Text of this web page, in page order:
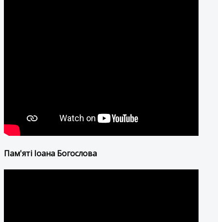
Пам'яті Іоана Богослова